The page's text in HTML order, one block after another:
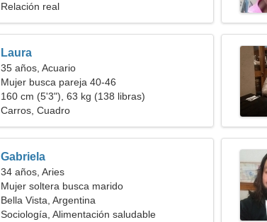
Relación real
Laura
35 años, Acuario
Mujer busca pareja 40-46
160 cm (5'3"), 63 kg (138 libras)
Carros, Cuadro
Gabriela
34 años, Aries
Mujer soltera busca marido
Bella Vista, Argentina
Sociología, Alimentación saludable